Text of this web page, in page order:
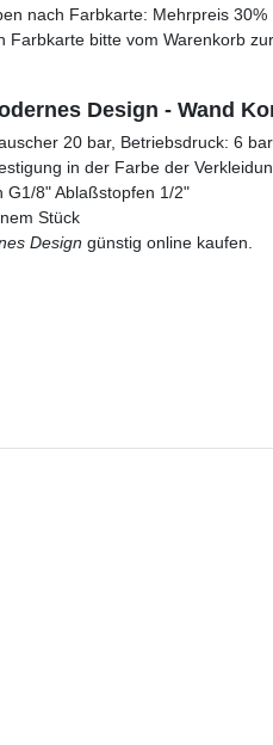
nach Farbkarte: Mehrpreis 30%
Farbkarte bitte vom Warenkorb
Design - Wand
20 bar, Betriebsdruck: 6 bar
in der Farbe der
G1/8" Ablaßstopfen 1/2"
Stück
Design günstig online kaufen.